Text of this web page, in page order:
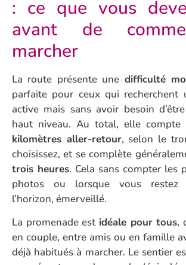
: ce que vous
avant de
marcher
La route présente une difficulté
parfaite pour ceux qui recherchent
active mais sans avoir besoin
haut niveau. Au total, elle compte
kilomètres aller-retour, selon le
choisissez, et se complète
trois heures. Cela sans compter les
photos ou lorsque vous restez
l’horizon, émerveillé.
La promenade est idéale pour tous,
en couple, entre amis ou en famille
déjà habitués à marcher. Le sentier